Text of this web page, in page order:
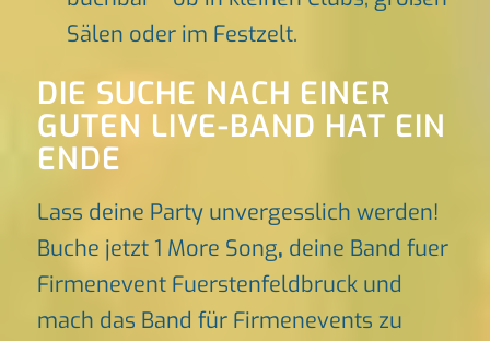
Sälen oder im Festzelt.
DIE SUCHE NACH EINER
GUTEN LIVE-BAND HAT EIN
ENDE
Lass deine Party unvergesslich werden!
Buche jetzt 1 More Song, deine Band fuer
Firmenevent Fuerstenfeldbruck und
mach das Band für Firmenevents zu